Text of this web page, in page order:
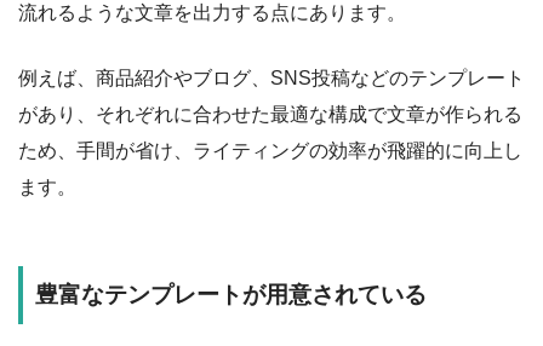
流れるような文章を出力する点にあります。
例えば、商品紹介やブログ、SNS投稿などのテンプレート
があり、それぞれに合わせた最適な構成で文章が作られる
ため、手間が省け、ライティングの効率が飛躍的に向上し
ます。
豊富なテンプレートが用意されている